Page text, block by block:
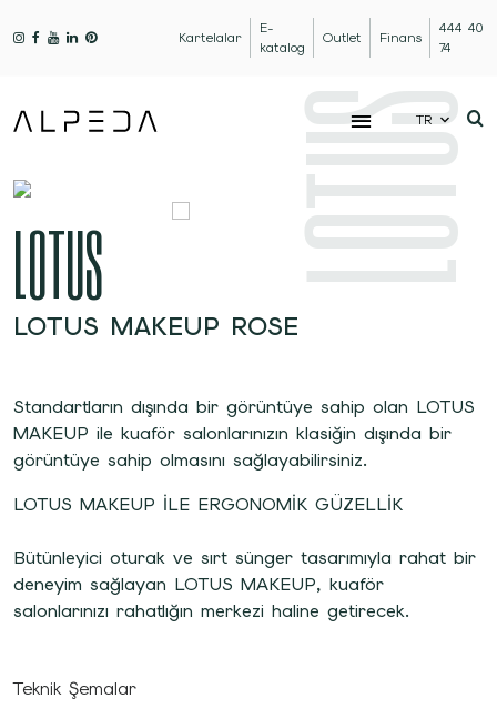
Kartelalar
E-
katalog
Outlet Finans
444 40
74
TR
LOTUS
LOTUS
LOTUS MAKEUP ROSE
Standartların dışında bir görüntüye sahip olan LOTUS
MAKEUP ile kuaför salonlarınızın klasiğin dışında bir
görüntüye sahip olmasını sağlayabilirsiniz.
LOTUS MAKEUP İLE ERGONOMİK GÜZELLİK
Bütünleyici oturak ve sırt sünger tasarımıyla rahat bir
deneyim sağlayan LOTUS MAKEUP, kuaför
salonlarınızı rahatlığın merkezi haline getirecek.
Teknik Şemalar